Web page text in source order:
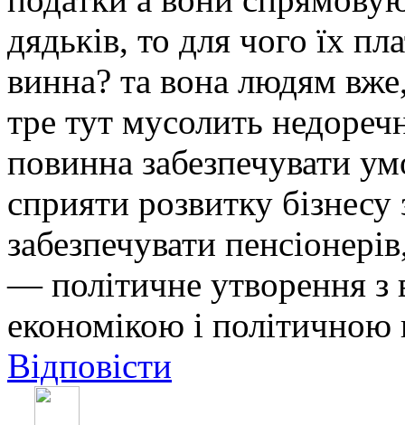
дядьків, то для чого їх
винна? та вона людям
тре тут мусолить
повинна забезпечувати
сприяти розвитку
забезпечувати
— політичне утворення з
економікою і політичною
Відповісти